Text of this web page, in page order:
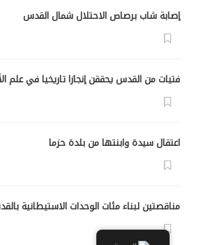
إصابة شاب برصاص الاحتلال شمال القدس
فتيات من القدس يحققن إنجازا تاريخيا في علم
اعتقال سيدة وابنتها من بلدة حزما
مناقصتين لبناء مئات الوحدات الاستيطانية